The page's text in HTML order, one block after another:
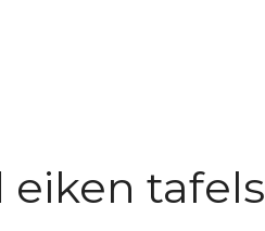
eiken tafels